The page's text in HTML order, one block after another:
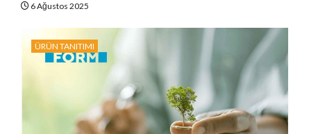
6 Ağustos 2025
ÜRÜN TANITIMI